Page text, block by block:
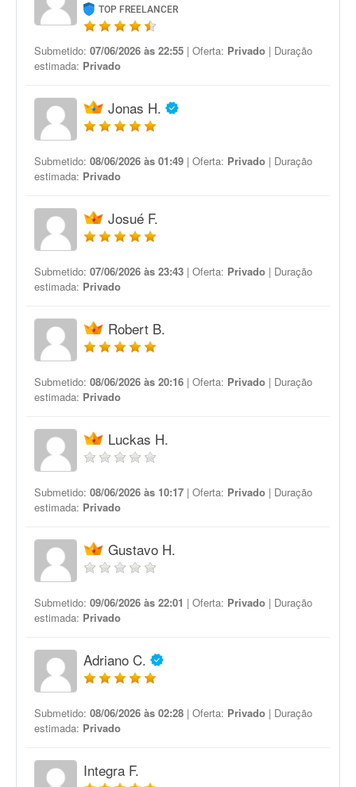
TOP FREELANCER
Submetido: 07/06/2026 às 22:55 | Oferta: Privado | Duração
estimada: Privado
Jonas H.
Submetido: 08/06/2026 às 01:49 | Oferta: Privado | Duração
estimada: Privado
Josué F.
Submetido: 07/06/2026 às 23:43 | Oferta: Privado | Duração
estimada: Privado
Robert B.
Submetido: 08/06/2026 às 20:16 | Oferta: Privado | Duração
estimada: Privado
Luckas H.
Submetido: 08/06/2026 às 10:17 | Oferta: Privado | Duração
estimada: Privado
Gustavo H.
Submetido: 09/06/2026 às 22:01 | Oferta: Privado | Duração
estimada: Privado
Adriano C.
Submetido: 08/06/2026 às 02:28 | Oferta: Privado | Duração
estimada: Privado
Integra F.